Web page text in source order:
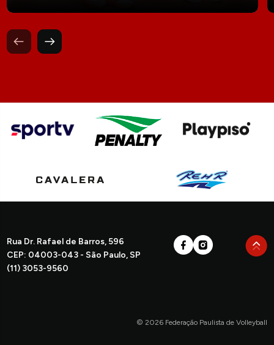
Rua Dr. Rafael de Barros, 596
CEP: 04003-043 - São Paulo, SP
(11) 3053-9560
© 2026 Federação Paulista de Volleyball